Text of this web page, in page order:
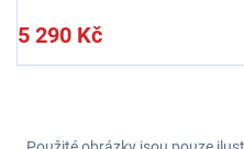
5 290 Kč